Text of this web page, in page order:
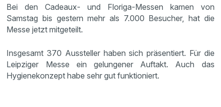
Bei den Cadeaux- und Floriga-Messen kamen von
Samstag bis gestern mehr als 7.000 Besucher, hat die
Messe jetzt mitgeteilt.
Insgesamt 370 Aussteller haben sich präsentiert. Für die
Leipziger Messe ein gelungener Auftakt. Auch das
Hygienekonzept habe sehr gut funktioniert.